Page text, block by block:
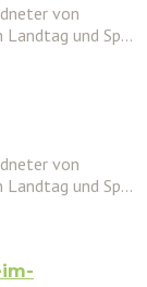
von
Landtag und Sp...
von
Landtag und Sp...